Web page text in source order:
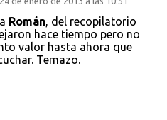
Román, del recopilatorio
hace tiempo pero no
valor hasta ahora que
Temazo.